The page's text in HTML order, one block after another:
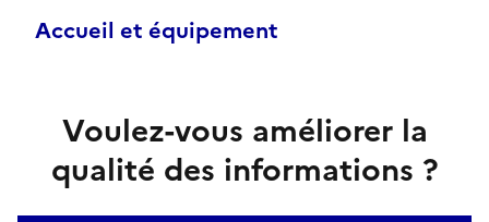
Accueil et équipement
Voulez-vous améliorer la
qualité des informations ?